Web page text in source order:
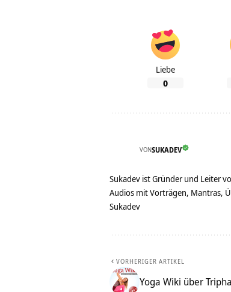
Liebe
0
VONSUKADEV
Sukadev ist Gründer und Leiter
Audios mit Vorträgen, Mantras,
Sukadev
VORHERIGER ARTIKEL
Yoga Wiki über